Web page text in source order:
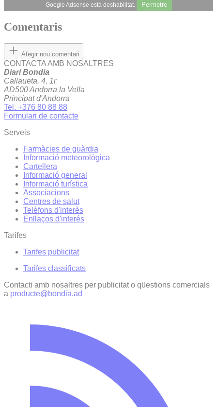
Google Adsense està deshabilitat. Permetre
Comentaris
Afegir nou comentari
CONTACTA AMB NOSALTRES
Diari Bondia
Callaueta, 4, 1r
AD500 Andorra la Vella
Principat d'Andorra
Tel. +376 80 88 88
Formulari de contacte
Serveis
Farmàcies de guàrdia
Informació meteorològica
Cartellera
Informació general
Informació turística
Associacions
Centres de salut
Telèfons d'interès
Enllaços d'interés
Tarifes
Tarifes publicitat
Tarifes classificats
Contacti amb nosaltres per publicitat o qüestions comercials
a producte@bondia.ad